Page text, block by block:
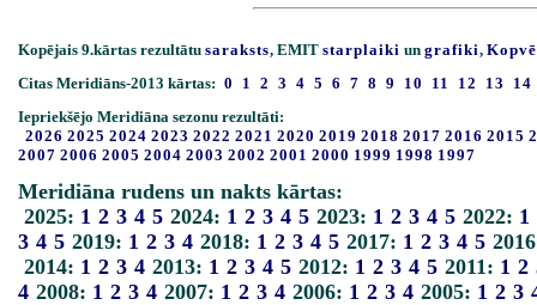
Kopējais 9.kārtas rezultātu saraksts, EMIT starplaiki un grafiki,
Citas Meridiāns-2013 kārtas: 0 1 2 3 4 5 6 7 8 9 10 11 12 13
14
Iepriekšējo Meridiāna sezonu rezultāti:
2026 2025 2024 2023 2022 2021 2020 2019 2018 2017 2016 2015
2007 2006 2005 2004 2003 2002 2001 2000 1999 1998 1997
Meridiāna rudens un nakts kārtas:
2025: 1 2 3 4 5 2024: 1 2 3 4 5 2023: 1 2 3 4 5 2022: 1
3 4 5 2019: 1 2 3 4 2018: 1 2 3 4 5 2017: 1 2 3 4 5
2014: 1 2 3 4 2013: 1 2 3 4 5 2012: 1 2 3 4 5 2011: 1 2
4 2008: 1 2 3 4 2007: 1 2 3 4 2006: 1 2 3 4 2005: 1 2 3